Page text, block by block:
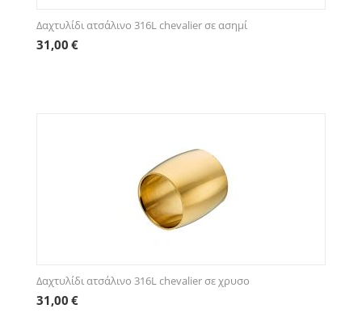
Δαχτυλίδι ατσάλινο 316L chevalier σε ασημί
31,00 €
Δαχτυλίδι ατσάλινο 316L chevalier σε χρυσο
31,00 €